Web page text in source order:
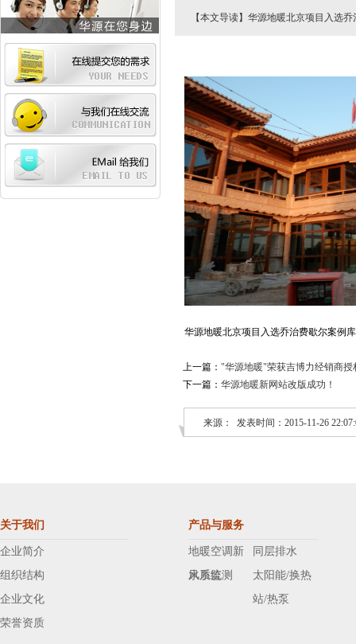
【本文导读】华源地暖北京项目入选
华源地暖北京项目入选乔治费歇尔案例库
上一篇： "华源地暖"荣获吉博力经销商授
下一篇： 华源地暖新网站改版成功！
来源： 发表时间：2015-11-26
关于我们
企业简介
组织结构
企业文化
荣誉资质
产品与服务
地暖空调新
风系统
同层排水
水质监测
太阳能/换热
站/热泵